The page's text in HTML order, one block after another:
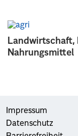
Landwirtschaft,
Nahrungsmittel
Impressum
Datenschutz